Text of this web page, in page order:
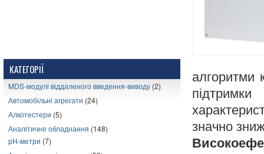
КАТЕГОРІЇ
MDS-модулі віддаленого введення-виводу (2)
Автомобільні агрегати (24)
Алкотестери (5)
Аналітичне обладнання (148)
pH-метри (7)
алгоритми
значно